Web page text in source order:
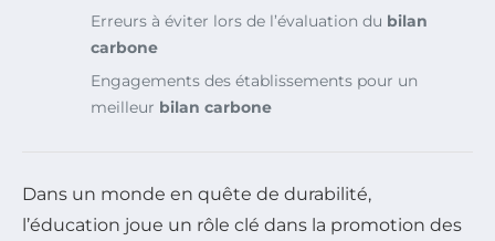
Erreurs à éviter lors de l’évaluation du bilan
carbone
Engagements des établissements pour un
meilleur bilan carbone
Dans un monde en quête de durabilité,
l’éducation joue un rôle clé dans la promotion des